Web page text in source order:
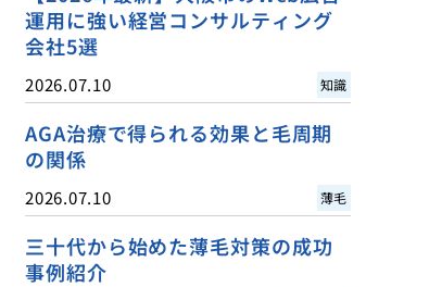
運用に強い経営コンサルティング
会社5選
2026.07.10 知識
AGA治療で得られる効果と毛周期
の関係
2026.07.10 薄毛
三十代から始めた薄毛対策の成功
事例紹介